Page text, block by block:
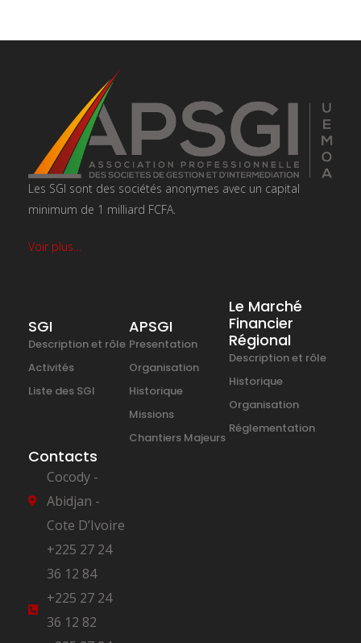
Les SGI sont des sociétés anonymes avec un capital
minimum de 1 milliard FCFA.
Voir plus…
SGI
Description et rôle
Activités
Liste des SGI
APSGI
Presentation
Organisation
Historique
Missions
Chantiers Majeurs
Le Marché
Financier
Régional
Description et rôle
Historique
Organisation
Réglementation
Contacts
Cocody -
Abidjan -
Cote D’Ivoire
+225 27 24
36 12 84
+225 27 24
36 12 82